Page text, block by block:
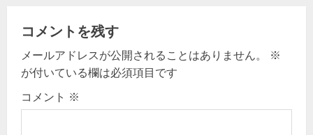
t
i
o
n
コメントを残す
メールアドレスが公開されることはありません。
※
が付いている欄は必須項目です
コメント ※